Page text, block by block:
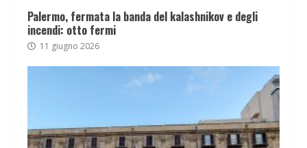
Palermo, fermata la banda del kalashnikov e degli
incendi: otto fermi
11 giugno 2026